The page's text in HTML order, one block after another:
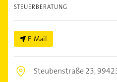
STEUERBERATUNG
E-Mail
Steubenstraße 23,